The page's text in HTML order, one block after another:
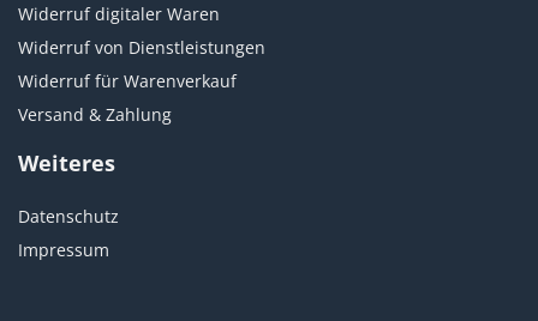
Widerruf digitaler Waren
Widerruf von Dienstleistungen
Widerruf für Warenverkauf
Versand & Zahlung
Weiteres
Datenschutz
Impressum